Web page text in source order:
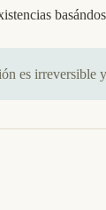
es irreversible